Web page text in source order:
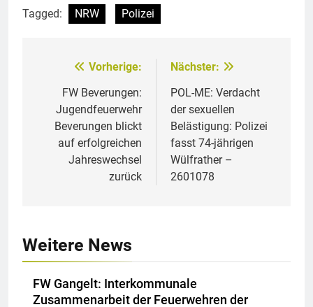
Tagged: NRW Polizei
Beitragsnavigation
Vorherige:
FW Beverungen:
Jugendfeuerwehr
Beverungen blickt
auf erfolgreichen
Jahreswechsel
zurück
Nächster:
POL-ME: Verdacht
der sexuellen
Belästigung: Polizei
fasst 74-jährigen
Wülfrather –
2601078
Weitere News
FW Gangelt: Interkommunale
Zusammenarbeit der Feuerwehren der